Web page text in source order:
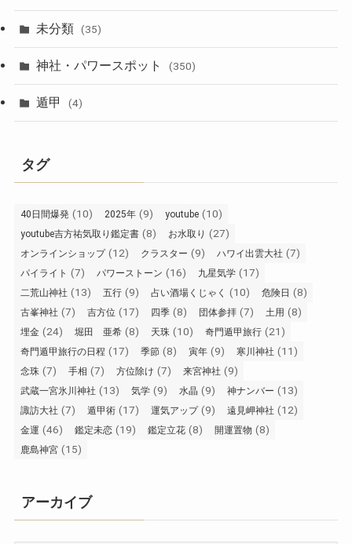
未分類 (35)
神社・パワースポット (350)
遁甲 (4)
タグ
40日間爆発 (10) 2025年 (9) youtube (10)
youtube吉方祐気取り鑑定書 (8) お水取り (27)
オンラインショップ(12) クラスター (9) ハワイ出雲大社 (7)
パイライト (7) パワーストーン (16) 九星気学 (17)
二荒山神社 (13) 五行 (9) 占い酒場くじゃく (10) 危険日 (8)
古峯神社 (7) 吉方位 (17) 四季 (8) 団体参拝 (7) 土用 (8)
埋金 (24) 堀田 亜希 (8) 天珠 (10) 奇門遁甲旅行 (21)
奇門遁甲旅行の日程 (17) 季節 (8) 寅年 (9) 寒川神社 (11)
念珠 (7) 手相 (7) 方位除け (7) 来宮神社 (9)
武蔵一宮氷川神社 (13) 気学 (9) 水晶 (9) 神ナンバー (13)
諏訪大社 (7) 遁甲術 (17) 運気アップ(9) 遠見岬神社 (12)
金運 (46) 鑑定未恋 (19) 鑑定立花 (8) 開運置物 (8)
鹿島神宮 (15)
アーカイブ